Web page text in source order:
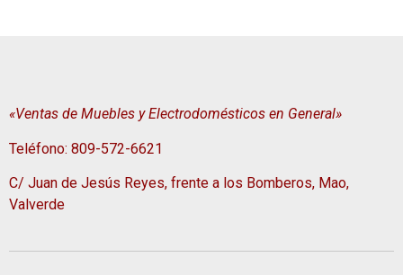
«Ventas de Muebles y Electrodomésticos en General»
Teléfono: 809-572-6621
C/ Juan de Jesús Reyes, frente a los Bomberos, Mao,
Valverde